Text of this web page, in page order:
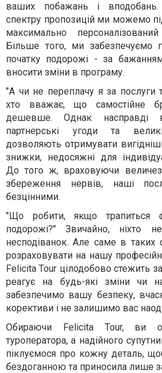
ваших побажань і
спектру пропозицій ми можемо
максимально
Більше того, ми забезпечуємо
початку подорожі - за
вносити зміни в програму.
"А чи не переплачу я за послуги
хто вважає, що самостійне
дешевше. Однак насправді
партнерські угоди та
дозволяють отримувати
знижки, недосяжні для
До того ж, враховуючи
збереження нервів, наші
безцінними.
"Що робити, якщо трапиться
подорожі?" Звичайно, ніхто
несподіванок. Але саме в таких
розраховувати на нашу
Felicita Tour цілодобово стежить
реагує на будь-які зміни чи
забезпечимо вашу безпеку,
корективи і не залишимо вас
Обираючи Felicita Tour, ви
туроператора, а надійного
піклуємося про кожну деталь,
бездоганною та приносила лише